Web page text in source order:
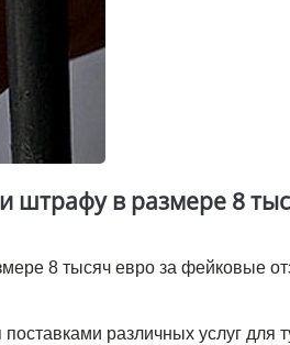
штрафу в размере 8
8 тысяч евро за фейковые
различных услуг для